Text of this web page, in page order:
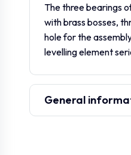
The three bearings
with brass bosses,
hole for the
levelling element
General